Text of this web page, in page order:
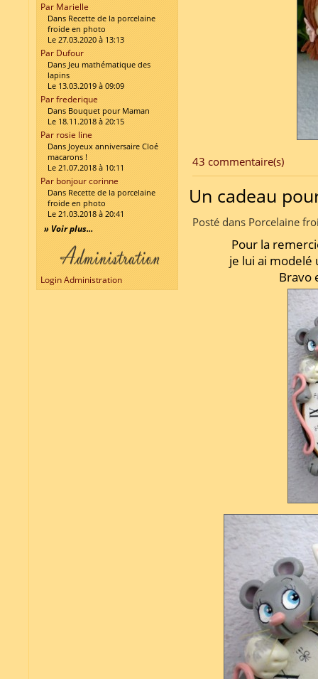
Par Marielle
Dans Recette de la porcelaine
froide en photo
Le 27.03.2020 à 13:13
Par Dufour
Dans Jeu mathématique des
lapins
Le 13.03.2019 à 09:09
Par frederique
Dans Bouquet pour Maman
Le 18.11.2018 à 20:15
Par rosie line
Dans Joyeux anniversaire Cloé
macarons !
Le 21.07.2018 à 10:11
Par bonjour corinne
Dans Recette de la porcelaine
froide en photo
Le 21.03.2018 à 20:41
» Voir plus...
Login Administration
43 commentaire(s)
Un cadeau
Posté dans Porcelaine
Pour la
je lui ai
Bravo